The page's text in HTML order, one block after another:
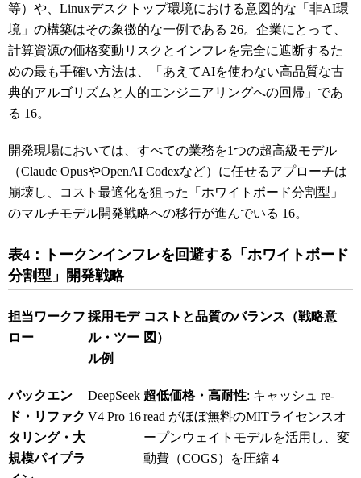
等）や、Linuxデスクトップ環境における意図的な「非AI環
境」の構築はその象徴的な一例である 26。企業にとって、
計算資源の価格変動リスクとインフレを完全に遮断するた
めの最も手確い方法は、「あえてAIを使わない高品質な古
典的アルゴリズムと人的エンジニアリングへの回帰」であ
る 16。
開発現場においては、すべての業務を1つの超高級モデル
（Claude OpusやOpenAI Codexなど）に任せるアプローチは
崩壊し、コスト最適化を狙った「ホワイトボード分割型」
のマルチモデル開発戦略への移行が進んでいる 16。
表4：トークンインフレを回避する「ホワイトボード
分割型」開発戦略
担当ワークフ
ロー
採用モデ
ル・ツー
ル例
コストと品質のバランス（戦略意
図）
バックエン
ド・リファク
タリング・大
規模パイプラ
DeepSeek
V4 Pro 16
超低価格・高耐性: キャッシュ re-
read がほぼ無料のMITライセンスオ
ープンウェイトモデルを活用し、変
動費（COGS）を圧縮 4